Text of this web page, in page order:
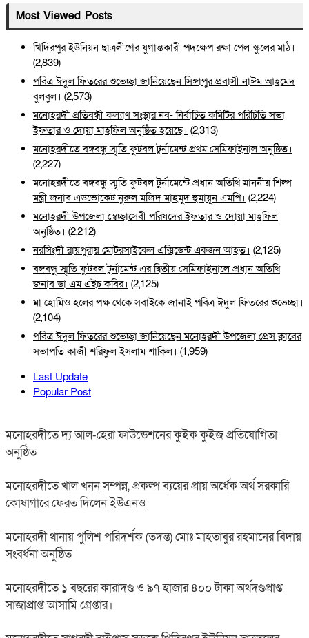
Most Viewed Posts
খিদিরপুর ইউনিয়ন ছাত্রলীগের যুগান্তকারী পদক্ষেপ রক্ষা পেল স্কুলের মাঠ।
(2,839)
পবিত্র ঈদুল ফিতরের শুভেচ্ছা জানিয়েছেন সিঙ্গাপুর প্রবাসী নাঈম আহমেদ
বুলবুল। (2,573)
মনোহরদী প্রতিবন্ধী কল্যাণ সংস্থার নব- নির্বাচিত কমিটির পরিচিতি সভা
ইফতার ও দোয়া মাহফিল অনুষ্ঠিত হয়েছে। (2,313)
মনোহরদীতে বঙ্গবন্ধু স্মৃতি ফুটবল টুর্নামেন্ট প্রথম সেমিফাইনাল অনুষ্ঠিত।
(2,227)
মনোহরদীতে বঙ্গবন্ধু স্মৃতি ফুটবল টুর্নামেন্টে প্রধান অতিথি মাননীয় শিল্প
মন্ত্রী জনাব এডভোকেট নুরুল মজিদ মাহমুদ হুমায়ূন এমপি। (2,224)
মনোহরদী উপজেলা স্বেচ্ছাসেবী পরিষদের ইফতার ও দোয়া মাহফিল
অনুষ্ঠিত। (2,212)
নরসিংদী রায়পুরায় মোটরসাইকেল এক্সিডেন্ট একজন আহত। (2,125)
বঙ্গবন্ধু স্মৃতি ফুটবল টুর্নামেন্ট এর দ্বিতীয় সেমিফাইনালে প্রধান অতিথি
জনাব ডা এম এইচ কবির। (2,125)
মা হোমিও হলের পক্ষ থেকে সবাইকে জানাই পবিত্র ঈদুল ফিতরের শুভেচ্ছা।
(2,104)
পবিত্র ঈদুল ফিতরের শুভেচ্ছা জানিয়েছেন মনোহরদী উপজেলা প্রেস ক্লাবের
সভাপতি কাজী শরিফুল ইসলাম শাকিল। (1,959)
Last Update
Popular Post
মনোহরদীতে দ্য আল-হেরা ফাউন্ডেশনের কুইক কুইজ প্রতিযোগিতা
অনুষ্ঠিত
মনোহরদীতে খাল খনন সম্পন্ন, প্রকল্প ব্যয়ের প্রায় অর্ধেক অর্থ সরকারি
কোষাগারে ফেরত দিলেন ইউএনও
মনোহরদী থানায় পুলিশ পরিদর্শক (তদন্ত) মোঃ মাহতাবুর রহমানের বিদায়
সংবর্ধনা অনুষ্ঠিত
মনোহরদীতে ১ বছরের কারাদণ্ড ও ৯৭ হাজার ৪০০ টাকা অর্থদণ্ডপ্রাপ্ত
সাজাপ্রাপ্ত আসামি গ্রেপ্তার।